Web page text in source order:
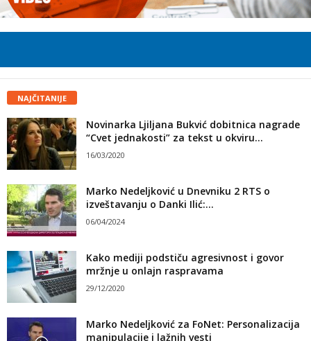
NAJČITANIJE
Novinarka Ljiljana Bukvić dobitnica nagrade
“Cvet jednakosti” za tekst u okviru...
16/03/2020
Marko Nedeljković u Dnevniku 2 RTS o
izveštavanju o Danki Ilić:...
06/04/2024
Kako mediji podstiču agresivnost i govor
mržnje u onlajn raspravama
29/12/2020
Marko Nedeljković za FoNet: Personalizacija
manipulacije i lažnih vesti